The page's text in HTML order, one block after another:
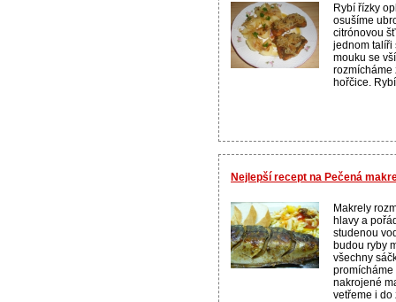
Rybí řízky
osušíme
citrónovou
jednom talíři
mouku se
rozmícháme
hořčice.
Nejlepší recept na Pečená
Makrely
hlavy a
studenou
budou ryby
všechny
nakrojené
vetřeme i do